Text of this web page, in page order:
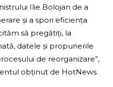
Ilie Bolojan de a
și a spori eficiența
să pregătiți, la
datele și propunerile
de reorganizare”,
obținut de HotNews.